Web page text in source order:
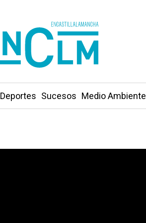
Deportes Sucesos Medio Ambiente